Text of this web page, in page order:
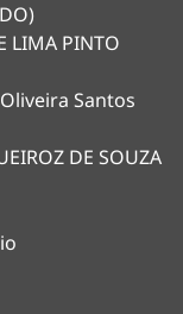
LIMA PINTO
Santos
DE SOUZA